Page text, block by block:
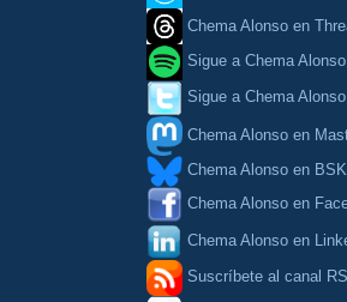
Chema Alonso en
Sigue a Chema
Sigue a Chema
Chema Alonso en
Chema Alonso en
Chema Alonso en
Chema Alonso en
Suscríbete al canal